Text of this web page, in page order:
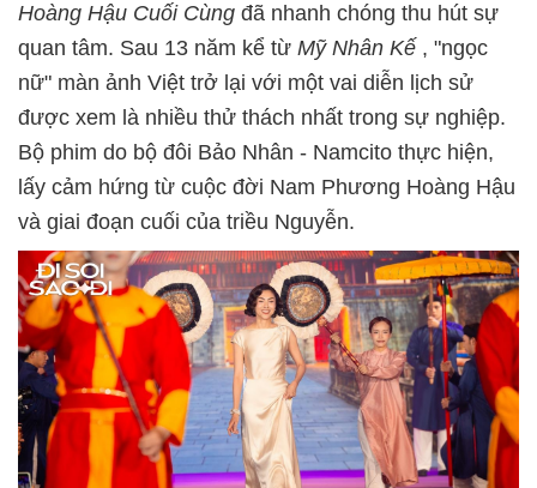
Hoàng Hậu Cuối Cùng đã nhanh chóng thu hút sự
quan tâm. Sau 13 năm kể từ Mỹ Nhân Kế , "ngọc
nữ" màn ảnh Việt trở lại với một vai diễn lịch sử
được xem là nhiều thử thách nhất trong sự nghiệp.
Bộ phim do bộ đôi Bảo Nhân - Namcito thực hiện,
lấy cảm hứng từ cuộc đời Nam Phương Hoàng Hậu
và giai đoạn cuối của triều Nguyễn.